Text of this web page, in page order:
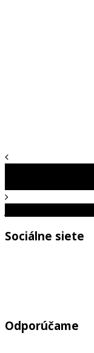
Sociálne siete
Odporúčame